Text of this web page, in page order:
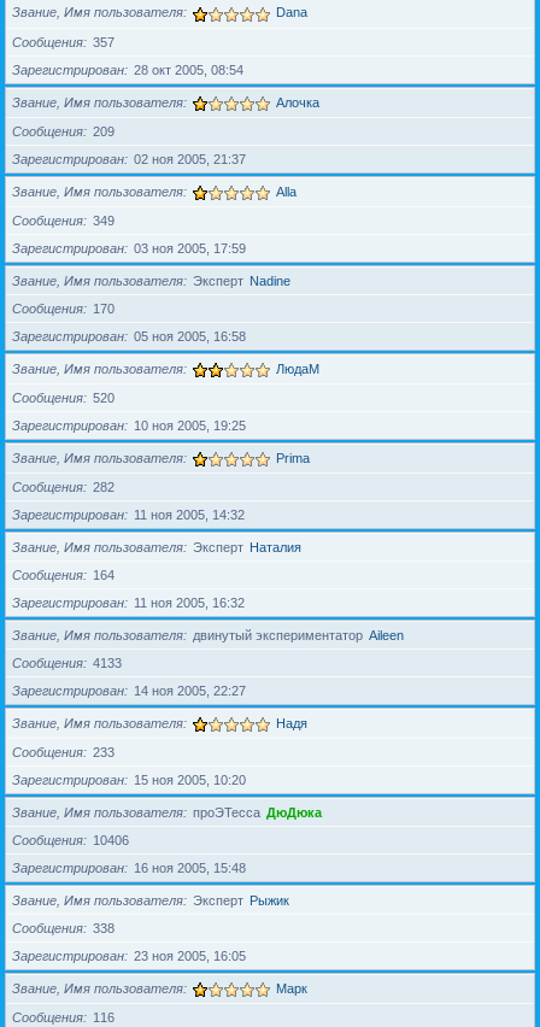
Звание, Имя пользователя Dana
Сообщения
357
Зарегистрирован
28 окт 2005, 08:54
Звание, Имя пользователя Алочка
Сообщения
209
Зарегистрирован
02 ноя 2005, 21:37
Звание, Имя пользователя Alla
Сообщения
349
Зарегистрирован
03 ноя 2005, 17:59
Звание, Имя пользователя Эксперт Nadine
Сообщения
170
Зарегистрирован
05 ноя 2005, 16:58
Звание, Имя пользователя ЛюдаМ
Сообщения
520
Зарегистрирован
10 ноя 2005, 19:25
Звание, Имя пользователя Prima
Сообщения
282
Зарегистрирован
11 ноя 2005, 14:32
Звание, Имя пользователя Эксперт Наталия
Сообщения
164
Зарегистрирован
11 ноя 2005, 16:32
Звание, Имя пользователя двинутый экспериментатор Aileen
Сообщения
4133
Зарегистрирован
14 ноя 2005, 22:27
Звание, Имя пользователя Надя
Сообщения
233
Зарегистрирован
15 ноя 2005, 10:20
Звание, Имя пользователя проЭТесса ДюДюка
Сообщения
10406
Зарегистрирован
16 ноя 2005, 15:48
Звание, Имя пользователя Эксперт Рыжик
Сообщения
338
Зарегистрирован
23 ноя 2005, 16:05
Звание, Имя пользователя Марк
Сообщения
116